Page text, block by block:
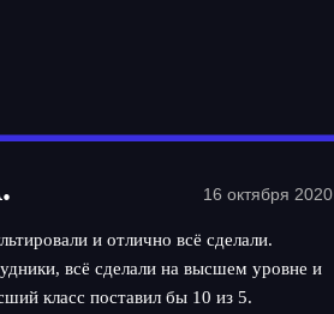
16 октября 2020
и отлично всё сделали.
всё сделали на высшем уровне и
класс поставил бы 10 из 5.